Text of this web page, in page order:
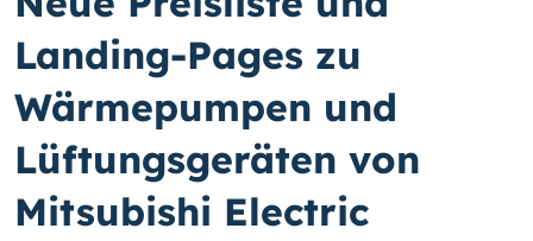
Landing-Pages zu
Wärmepumpen und
Lüftungsgeräten von
Mitsubishi Electric